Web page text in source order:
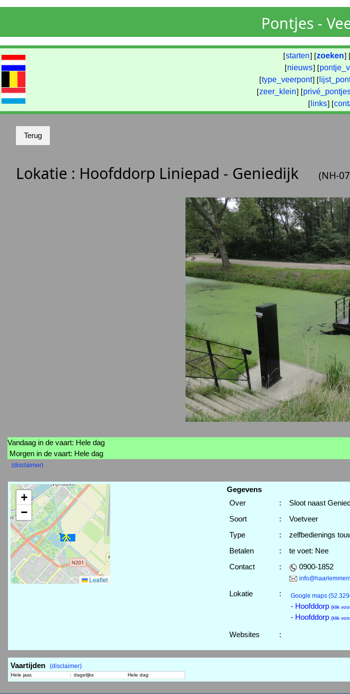
Pontjes -
[starten] [zoeken] [
[nieuws] [
[type_veerpont] [
[zeer_klein] [
[ links] [
Lokatie : Hoofddorp Liniepad - Geniedijk (NH-
Vandaag in de vaart: Hele dag
Morgen in de vaart: Hele dag
(disclaimer)
+
−
Leaflet
Gegevens
Over
:
Sloot naast
Soort
:
Voetveer
Type
:
zelfbedienings
Betalen
:
te voet: Nee
Contact
: 0900-1852
Lokatie : Google maps
- Hoofddorp (klik
- Hoofddorp (klik
Websites :
Vaartijden (disclaimer)
Hele jaar, : dagelijks Hele dag